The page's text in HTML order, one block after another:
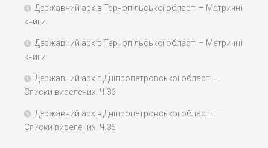
Державний архів Тернопільської області – Метричні
книги
Державний архів Тернопільської області – Метричні
книги
Державний архів Дніпропетровської області –
Списки виселених. Ч.36
Державний архів Дніпропетровської області –
Списки виселених. Ч.35